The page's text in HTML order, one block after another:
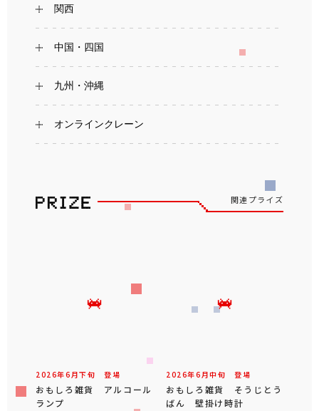
関西
中国・四国
九州・沖縄
オンラインクレーン
関連プライズ
2026年6 月下旬 登場
おもしろ雑貨 アルコール
ランプ
2026年6 月中旬 登場
おもしろ雑貨 そうじとう
ばん 壁掛け時計